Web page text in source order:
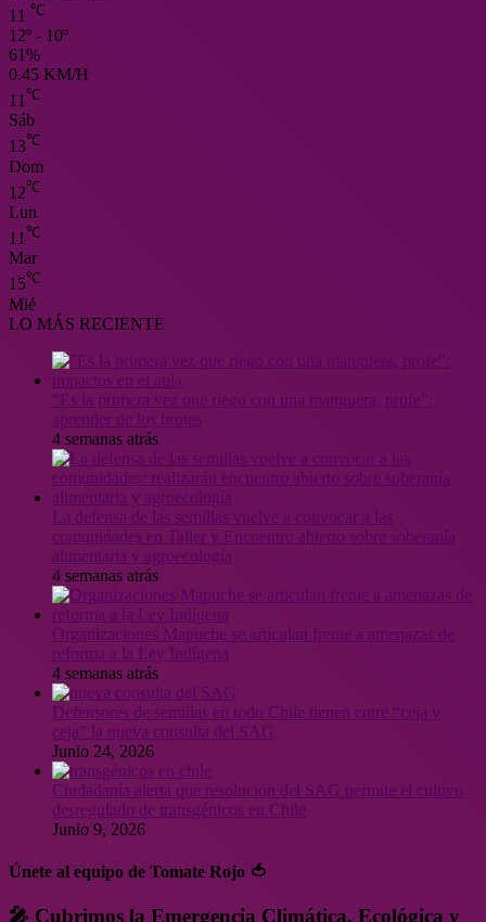
11 ℃
12º - 10º
61%
0.45 KM/H
11 ℃
Sáb
13℃
Dom
12℃
Lun
11 ℃
Mar
15℃
Mié
LO MÁS RECIENTE
4 semanas atrás
4 semanas atrás
Organizaciones Mapuche se articulan frente a amenazas de
reforma a la Ley Indígena
4 semanas atrás
Defensores de semillas en todo Chile tienen entre “ceja y
ceja” la nueva consulta del SAG
Junio 24, 2026
Ciudadanía alerta que resolución del SAG permite el cultivo
desregulado de transgénicos en Chile
Junio 9, 2026
Únete al equipo de Tomate Rojo 🍅
🎤 Cubrimos la Emergencia Climática, Ecológica y